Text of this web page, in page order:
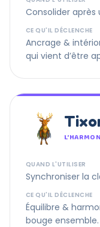
Consolider après
CE QU'IL DÉCLENCHE
Ancrage &
qui vient d’être
QUAND L'UTILISER
Synchroniser la
CE QU'IL DÉCLENCHE
Équilibre &
bouge ensemble.